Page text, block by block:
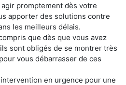
promptement dès votre
apporter des solutions contre
les meilleurs délais.
que dès que vous avez
sont obligés de se montrer très
vous débarrasser de ces
en urgence pour une